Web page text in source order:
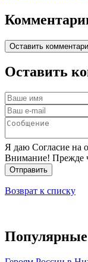
Оставить
Оставить
Я даю Согласие на
Внимание! Прежде
Отправить
Возврат к списку
Популярные